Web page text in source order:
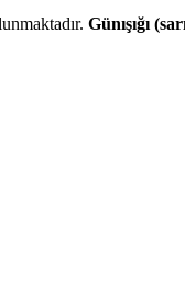
Günışığı